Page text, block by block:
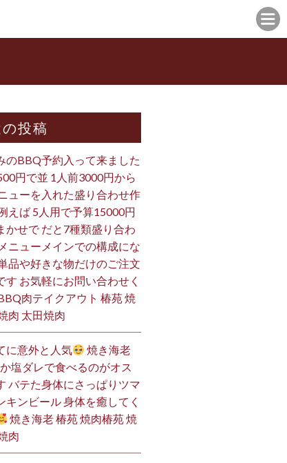
投稿
のBBQ予約入って来ました
円で並 1人前3000円から
ューを入れた盛り合わせ作
えば 5人用で予算15000円
かせで だと7種類盛り合わ
ニューメインでの構成にな
品や好きな物だけのご注文
す お気軽にお問い合わせく
肉テイクアウト 椿苑 焼
肉 太田焼肉
に意外と人気
焼き海老
か塩ダレで食べるのがオス
バテた身体にさっぱりツマ
キンビール 身体を癒してく
焼き海老 椿苑 焼肉椿苑 焼
肉